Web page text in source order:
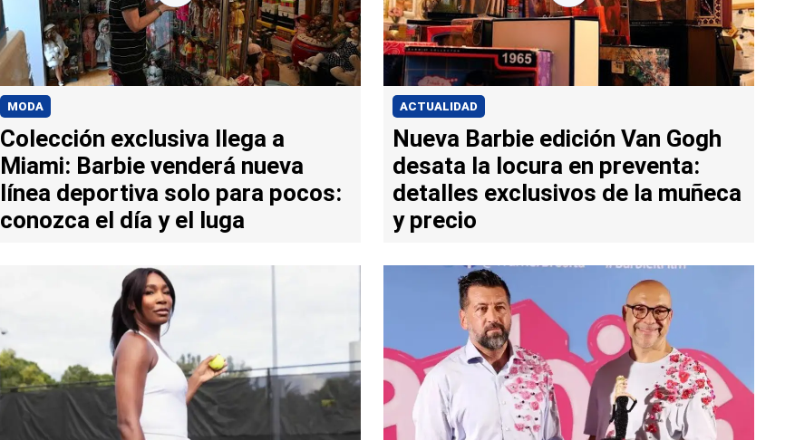
MODA
Colección exclusiva llega a
Miami: Barbie venderá nueva
línea deportiva solo para pocos:
conozca el día y el luga
ACTUALIDAD
Nueva Barbie edición Van Gogh
desata la locura en preventa:
detalles exclusivos de la muñeca
y precio